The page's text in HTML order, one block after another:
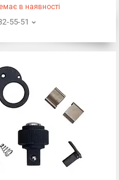
в наявності
55-51